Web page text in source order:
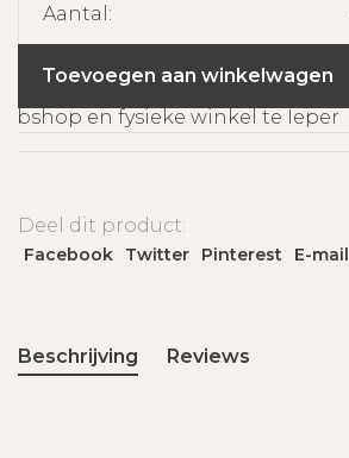
Aantal:
Toevoegen aan winkelwagen
en fysieke winkel te Ieper
Deel dit product:
Facebook Twitter Pinterest E-mail
Beschrijving Reviews